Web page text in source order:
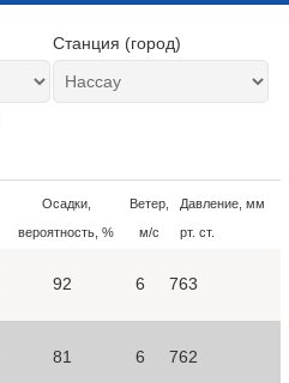
Станция (город)
Осадки,
вероятность, %
Ветер,
м/с
Давление, мм
рт. ст.
92 6 763
81 6 762